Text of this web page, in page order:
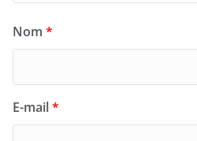
Nom *
E-mail*